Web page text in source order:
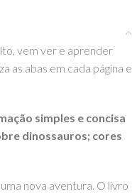
vem ver e aprender
as abas em cada página e
simples e concisa
dinossauros; cores
nova aventura. O livro